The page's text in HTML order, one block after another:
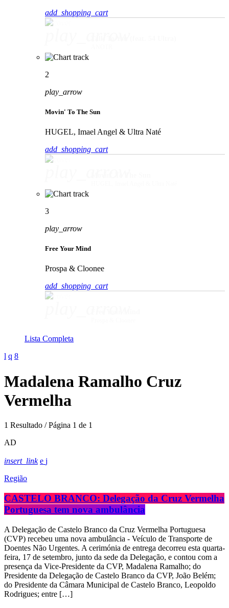
add_shopping_cart
2
play_arrow
Movin' To The Sun
HUGEL, Imael Angel & Ultra Naté
add_shopping_cart
3
play_arrow
Free Your Mind
Prospa & Cloonee
add_shopping_cart
Lista Completa
Madalena Ramalho Cruz
Vermelha
1 Resultado / Página 1 de 1
AD
insert_link
Região
CASTELO BRANCO: Delegação da Cruz Vermelha
Portuguesa tem nova ambulância
A Delegação de Castelo Branco da Cruz Vermelha Portuguesa
(CVP) recebeu uma nova ambulância - Veículo de Transporte de
Doentes Não Urgentes. A cerimónia de entrega decorreu esta quarta-
feira, 17 de setembro, junto da sede da Delegação, e contou com a
presença da Vice-Presidente da CVP, Madalena Ramalho; do
Presidente da Delegação de Castelo Branco da CVP, João Belém;
do Presidente da Câmara Municipal de Castelo Branco, Leopoldo
Rodrigues; entre […]